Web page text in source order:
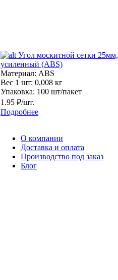
Угол москитной сетки 25мм,
усиленный (ABS)
Материал: ABS
Вес 1 шт: 0,008 кг
Упаковка: 100 шт/пакет
1.95 ₽/шт.
Подробнее
О компании
Доставка и оплата
Производство под заказ
Блог